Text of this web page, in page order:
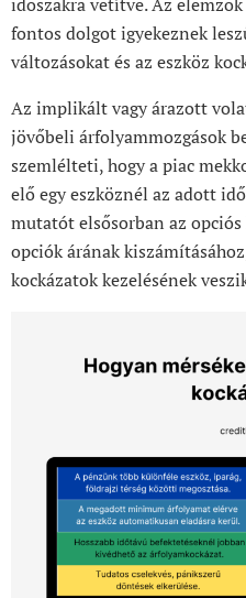
időszakra vetítve. Az
fontos dolgot igyekeznek
változásokat és az eszköz
Az implikált vagy árazott
jövőbeli árfolyammozgások
szemlélteti, hogy a piac
elő egy eszköznél az adott
mutatót elsősorban az
opciók árának
kockázatok kezelésének